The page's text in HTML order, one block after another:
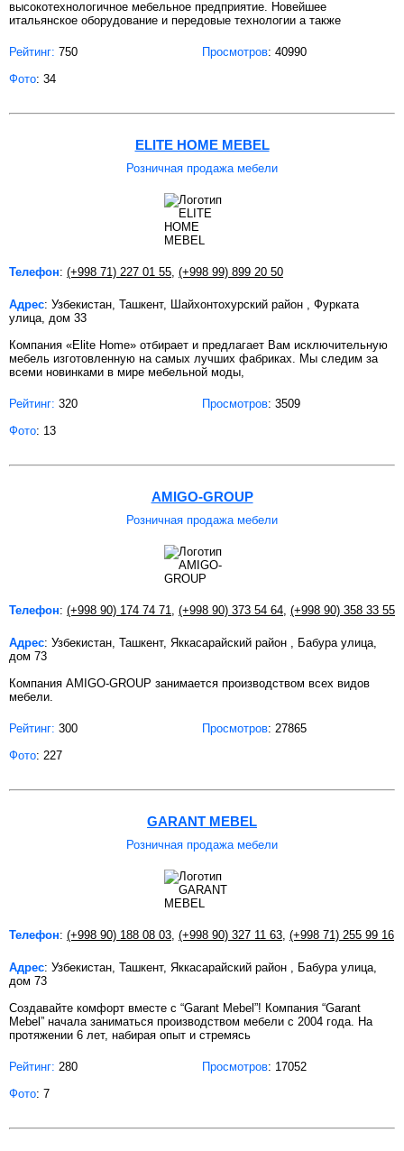
высокотехнологичное мебельное предприятие. Новейшее
итальянское оборудование и передовые технологии а также
Рейтинг: 750 Просмотров: 40990
Фото: 34
ELITE HOME MEBEL
Розничная продажа мебели
Телефон: (+998 71) 227 01 55 (+998 99) 899 20 50
Адрес: Узбекистан, Ташкент, Шайхонтохурский район , Фурката
улица, дом 33
Компания «Elite Home» отбирает и предлагает Вам исключительную
мебель изготовленную на самых лучших фабриках. Мы следим за
всеми новинками в мире мебельной моды,
Рейтинг: 320 Просмотров: 3509
Фото: 13
AMIGO-GROUP
Розничная продажа мебели
Телефон: (+998 90) 174 74 71 (+998 90) 373 54 64 (+998 90) 358 33 55
Адрес: Узбекистан, Ташкент, Яккасарайский район , Бабура улица,
дом 73
Компания AMIGO-GROUP занимается производством всех видов
мебели.
Рейтинг: 300 Просмотров: 27865
Фото: 227
GARANT MEBEL
Розничная продажа мебели
Телефон: (+998 90) 188 08 03 (+998 90) 327 11 63 (+998 71) 255 99 16
Адрес: Узбекистан, Ташкент, Яккасарайский район , Бабура улица,
дом 73
Создавайте комфорт вместе с “Garant Mebel”! Компания “Garant
Mebel” начала заниматься производством мебели с 2004 года. На
протяжении 6 лет, набирая опыт и стремясь
Рейтинг: 280 Просмотров: 17052
Фото: 7